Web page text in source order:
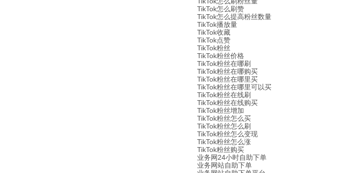
TikTok怎么刷赞
TikTok怎么提高粉丝数量
TikTok播放量
TikTok收藏
TikTok点赞
TikTok粉丝
TikTok粉丝价格
TikTok粉丝在哪刷
TikTok粉丝在哪购买
TikTok粉丝在哪里买
TikTok粉丝在哪里可以买
TikTok粉丝在线刷
TikTok粉丝在线购买
TikTok粉丝增加
TikTok粉丝怎么买
TikTok粉丝怎么刷
TikTok粉丝怎么变现
TikTok粉丝怎么涨
TikTok粉丝购买
业务网24小时自助下单
业务网站自助下单